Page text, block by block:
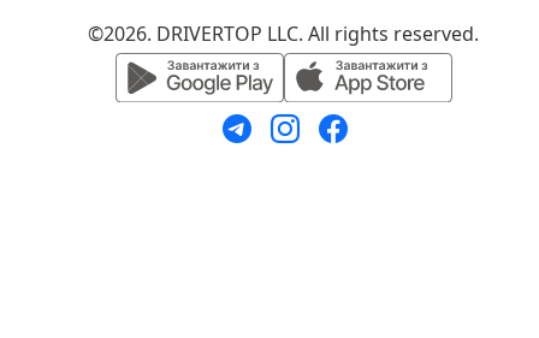
©2026. DRIVERTOP LLC. All rights reserved.